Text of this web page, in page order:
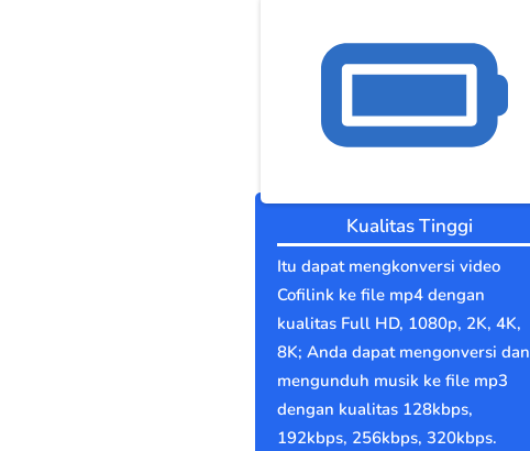
Kualitas Tinggi
Itu dapat mengkonversi video
Cofilink ke file mp4 dengan
kualitas Full HD, 1080p, 2K, 4K,
8K; Anda dapat mengonversi dan
mengunduh musik ke file mp3
dengan kualitas 128kbps,
192kbps, 256kbps, 320kbps.